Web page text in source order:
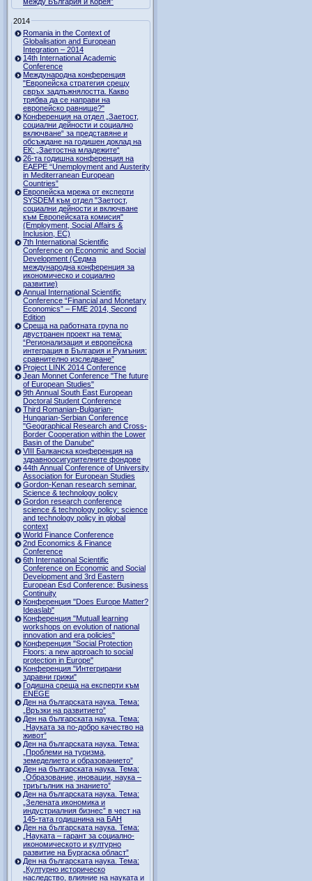
2014
Romania in the Context of
Globalisation and European
Integration – 2014
14th International Academic
Conference
Международна конференция
"Европейска стратегия срещу
свръх задлъжнялостта. Какво
трябва да се направи на
европейско равнище?"
Конференция на отдел „Заетост,
социални дейности и социално
включване“ за представяне и
обсъждане на годишен доклад на
ЕК: „Заетостна младежите“
26-та годишна конференция на
EAEPE “Unemployment and Austerity
in Mediterranean European
Countries”
Eвропейска мрежа от експерти
SYSDEM към отдел "Заетост,
социални дейности и включване
към Европейската комисия"
(Employment, Social Affairs &
Inclusion, ЕС)
7th International Scientific
Conference on Economic and Social
Development (Седма
международна конференция за
икономическо и социално
развитие)
Annual International Scientific
Conference “Financial and Monetary
Economics” – FME 2014, Second
Edition
Среща на работната група по
двустранен проект на тема:
“Регионализация и европейска
интеграция в България и Румъния:
сравнително изследване”
Project LINK 2014 Conference
Jean Monnet Conference "The future
of European Studies"
9th Annual South East European
Doctoral Student Conference
Third Romanian-Bulgarian-
Hungarian-Serbian Conference
"Geographical Research and Cross-
Border Cooperation within the Lower
Basin of the Danube"
VIII Балканска конференция на
здравноосигурителните фондове
44th Annual Conference of University
Association for European Studies
Gordon-Kenan research seminar.
Science & technology policy
Gordon research сonference
science & technology policy: science
and technology policy in global
context
World Finance Conference
2nd Economics & Finance
Conference
6th International Scientific
Conference оn Economic and Social
Development and 3rd Eastern
European Esd Conference: Business
Continuity
Конференция "Does Europe Matter?
Ideaslab"
Конференция "Mutuall learning
workshops on evolution of national
innovation and era policies"
Конференция "Social Protection
Floors: a new approach to social
protection in Europe"
Конференция "Интегрирани
здравни грижи"
Годишна среща на експерти към
ENEGE
Ден на българската наука. Тема:
„Връзки на развитието”
Ден на българската наука. Тема:
„Науката за по-добро качество на
живот”
Ден на българската наука. Тема:
„Проблеми на туризма,
земеделието и образованието”
Ден на българската наука. Тема:
„Образование, иновации, наука –
триъгълник на знанието”
Ден на българската наука. Тема:
„Зелената икономика и
индустриалния бизнес” в чест на
145-тата годишнина на БАН
Ден на българската наука. Тема:
„Науката – гарант за социално-
икономическото и културно
развитие на Бургаска област”
Ден на българската наука. Тема:
„Културно историческо
наследство, влияние на науката и